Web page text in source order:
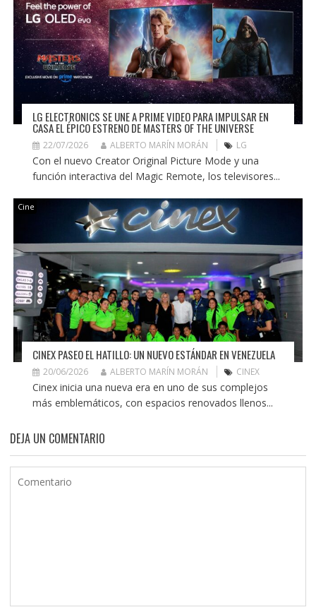
LG ELECTRONICS SE UNE A PRIME VIDEO PARA IMPULSAR EN
CASA EL ÉPICO ESTRENO DE MASTERS OF THE UNIVERSE
22/07/2026 ALBERTO MARÍN MORÁN LG
Con el nuevo Creator Original Picture Mode y una
función interactiva del Magic Remote, los televisores...
Cine
CINEX PASEO EL HATILLO: UN NUEVO ESTÁNDAR EN VENEZUELA
20/06/2026 ALBERTO MARÍN MORÁN CINEX
Cinex inicia una nueva era en uno de sus complejos
más emblemáticos, con espacios renovados llenos...
DEJA UN COMENTARIO